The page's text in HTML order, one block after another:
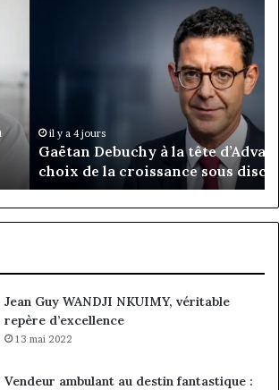
à la tête d’Advans Cameroun : le
sous discipline
de
à
la
Jean Guy WANDJI NKUIMY, véritable
repère d’excellence
13 mai 2022
Vendeur ambulant au destin fantastique :